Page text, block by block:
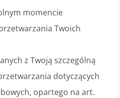
momencie
Twoich
z Twoją szczególną
dotyczących
opartego na art.